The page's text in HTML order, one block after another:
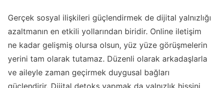
Gerçek sosyal ilişkileri güçlendirmek de dijital yalnızlığı
azaltmanın en etkili yollarından biridir. Online iletişim
ne kadar gelişmiş olursa olsun, yüz yüze görüşmelerin
yerini tam olarak tutamaz. Düzenli olarak arkadaşlarla
ve aileyle zaman geçirmek duygusal bağları